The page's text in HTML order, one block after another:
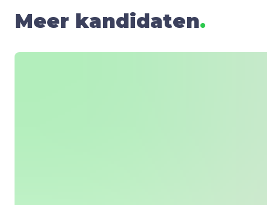
Meer kandidaten.